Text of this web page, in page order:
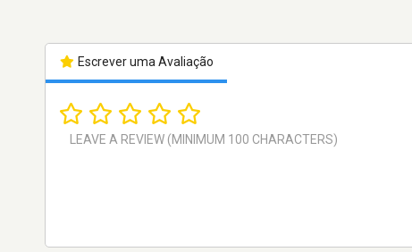
Escrever uma Avaliação